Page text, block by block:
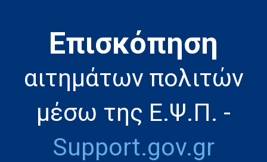
Eπισκόπηση
αιτημάτων πολιτών
μέσω της Ε.Ψ.Π. -
Support.gov.gr